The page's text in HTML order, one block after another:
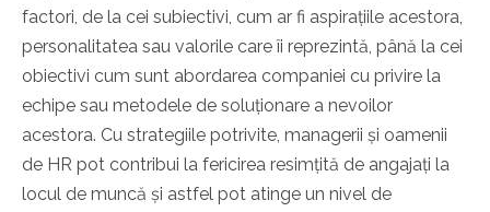
factori, de la cei subiectivi, cum ar fi aspirațiile acestora,
personalitatea sau valorile care îi reprezintă, până la cei
obiectivi cum sunt abordarea companiei cu privire la
echipe sau metodele de soluționare a nevoilor
acestora. Cu strategiile potrivite, managerii și oamenii
de HR pot contribui la fericirea resimțită de angajați la
locul de muncă și astfel pot atinge un nivel de